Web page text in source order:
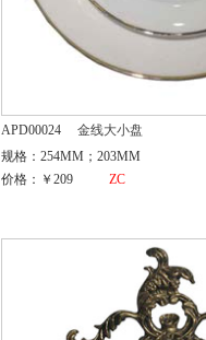
APD00024
金线大小盘
规格：254MM；203MM
价格：￥209
ZC